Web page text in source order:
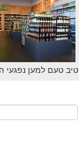
טיב טעם למען נפגעי